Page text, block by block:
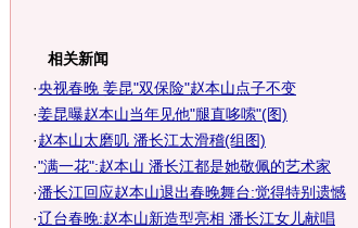
相关新闻
·央视春晚 姜昆"双保险"赵本山点子不变
·姜昆曝赵本山当年见他"腿直哆嗦"(图)
·赵本山太磨叽 潘长江太滑稽(组图)
·"满一花":赵本山 潘长江都是她敬佩的艺术家
·潘长江回应赵本山退出春晚舞台:觉得特别遗憾
·辽台春晚:赵本山新造型亮相 潘长江女儿献唱